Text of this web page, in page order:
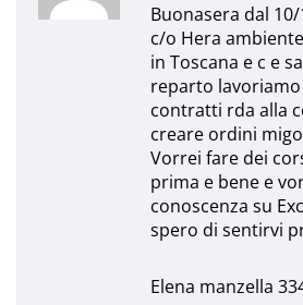
Buonasera dal
c/o Hera
in Toscana e c e
reparto
contratti rda alla
creare ordini
Vorrei fare dei
prima e bene e
conoscenza su
spero di sentirvi
Elena manzella